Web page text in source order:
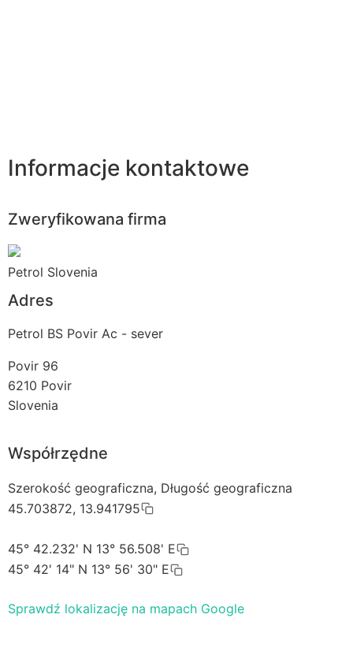
Informacje kontaktowe
Zweryfikowana firma
Petrol Slovenia
Adres
Petrol BS Povir Ac - sever
Povir 96
6210 Povir
Slovenia
Współrzędne
Szerokość geograficzna, Długość geograficzna
45.703872, 13.941795
45° 42.232' N 13° 56.508' E
45° 42' 14" N 13° 56' 30" E
Sprawdź lokalizację na mapach Google